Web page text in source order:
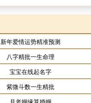
新年爱情运势精准预测
八字精批一生命理
宝宝在线起名字
紫微斗数一生精批
月老姻缘算婚姻